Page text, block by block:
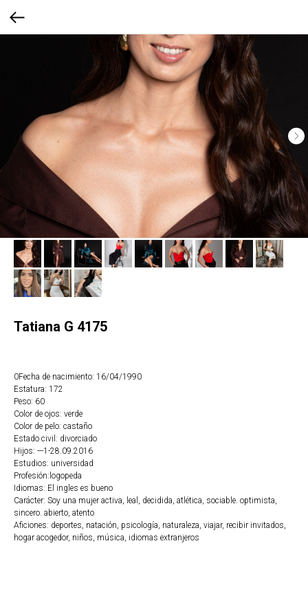
Tatiana G 4175
0Fecha de nacimiento: 16/04/1990
Estatura: 172
Peso: 60
Color de ojos: verde
Color de pelo: castaño
Estado civil: divorciado
Hijos: ---1-28.09.2016
Estudios: universidad
Profesión:logopeda
Idiomas: El ingles es bueno
Carácter: Soy una mujer activa, leal, decidida, atlética, sociable. optimista,
sincero. abierto, atento
Aficiones: deportes, natación, psicología, naturaleza, viajar, recibir invitados,
hogar acogedor, niños, música, idiomas extranjeros